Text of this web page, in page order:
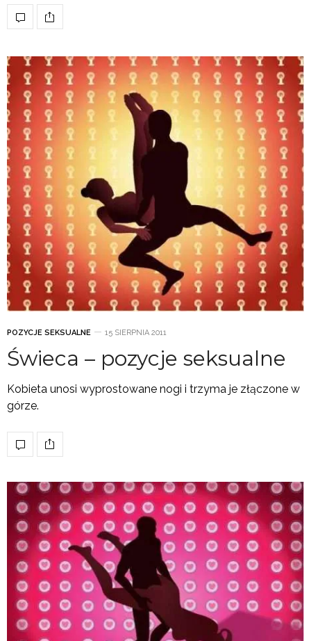
POZYCJE SEKSUALNE 15 SIERPNIA 2011
Świeca – pozycje seksualne
Kobieta unosi wyprostowane nogi i trzyma je złączone w
górze.